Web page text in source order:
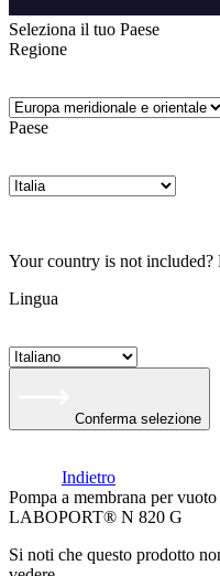
Seleziona il tuo Paese
Regione
Paese
Your country is not included?
Lingua
Conferma selezione
Indietro
Pompa a membrana per vuoto
LABOPORT® N 820 G
Si noti che questo prodotto